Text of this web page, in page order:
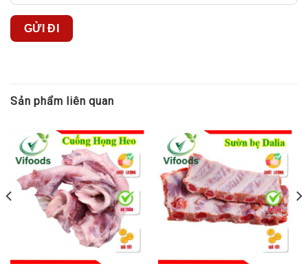
Khoanh gối heo khìa nước dừa
Thịt heo khìa nước dừa là món ăn quen thuộc của người miền
cả nhà cùng thưởng thức nào.
500gr khoanh gối heo
5 chén nước dừa tươi
2 tép tỏi, 1 ít nước cốt chanh
1 muỗng canh nước mắm
1 muỗng canh dầu ăn
Gia vị: muối, bột ngọt, đường, tiêu
Sản phẩm liên quan